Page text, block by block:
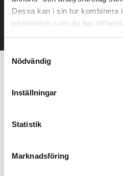
Dessa kan i sin tur kombinera
information som du har
samlat in när du har använt
Samtyckesval
Nödvändig
Inställningar
Statistik
Marknadsföring
Det går också utmärkt